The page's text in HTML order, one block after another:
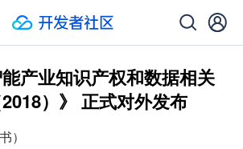
能产业知识产权和数据相关
）》 正式对外发布
）